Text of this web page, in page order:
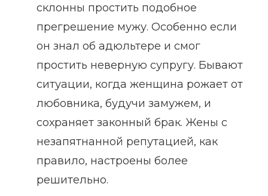
склонны простить подобное
прегрешение мужу. Особенно если
он знал об адюльтере и смог
простить неверную супругу. Бывают
ситуации, когда женщина рожает от
любовника, будучи замужем, и
сохраняет законный брак. Жены с
незапятнанной репутацией, как
правило, настроены более
решительно.